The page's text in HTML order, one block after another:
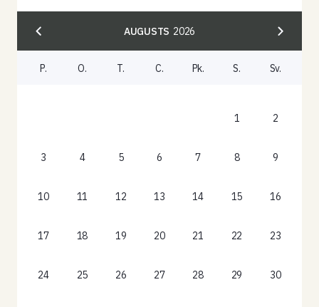
AUGUSTS 2026
P. O. T. C. Pk. S. Sv.
1 2
3 4 5 6 7 8 9
10 11 12 13 14 15 16
17 18 19 20 21 22 23
24 25 26 27 28 29 30